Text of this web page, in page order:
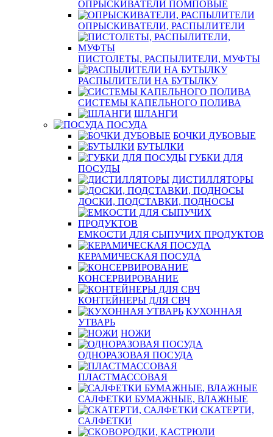
ОПРЫСКИВАТЕЛИ ПОМПОВЫЕ
ОПРЫСКИВАТЕЛИ, РАСПЫЛИТЕЛИ
ПИСТОЛЕТЫ, РАСПЫЛИТЕЛИ, МУФТЫ
РАСПЫЛИТЕЛИ НА БУТЫЛКУ
СИСТЕМЫ КАПЕЛЬНОГО ПОЛИВА
ШЛАНГИ
ПОСУДА
БОЧКИ ДУБОВЫЕ
БУТЫЛКИ
ГУБКИ ДЛЯ
ПОСУДЫ
ДИСТИЛЛЯТОРЫ
ДОСКИ, ПОДСТАВКИ, ПОДНОСЫ
ЕМКОСТИ ДЛЯ СЫПУЧИХ ПРОДУКТОВ
КЕРАМИЧЕСКАЯ ПОСУДА
КОНСЕРВИРОВАНИЕ
КОНТЕЙНЕРЫ ДЛЯ СВЧ
КУХОННАЯ
УТВАРЬ
НОЖИ
ОДНОРАЗОВАЯ ПОСУДА
ПЛАСТМАССОВАЯ
САЛФЕТКИ БУМАЖНЫЕ, ВЛАЖНЫЕ
СКАТЕРТИ,
САЛФЕТКИ